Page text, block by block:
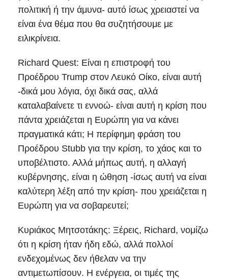
πολιτική ή την άμυνα- αυτό ίσως χρειαστεί να
είναι ένα θέμα που θα συζητήσουμε με
ειλικρίνεια.
Richard Quest: Είναι η επιστροφή του
Προέδρου Trump στον Λευκό Οίκο, είναι αυτή
-δικά μου λόγια, όχι δικά σας, αλλά
καταλαβαίνετε τι εννοώ- είναι αυτή η κρίση που
πάντα χρειάζεται η Ευρώπη για να κάνει
πραγματικά κάτι; Η περίφημη φράση του
Προέδρου Stubb για την κρίση, το χάος και το
υποβέλτιστο. Αλλά μήπως αυτή, η αλλαγή
κυβέρνησης, είναι η ώθηση -ίσως αυτή να είναι
καλύτερη λέξη από την κρίση- που χρειάζεται η
Ευρώπη για να σοβαρευτεί;
Κυριάκος Μητσοτάκης: Ξέρεις, Richard, νομίζω
ότι η κρίση ήταν ήδη εδώ, αλλά πολλοί
ενδεχομένως δεν ήθελαν να την
αντιμετωπίσουν. Η ενέργεια, οι τιμές της